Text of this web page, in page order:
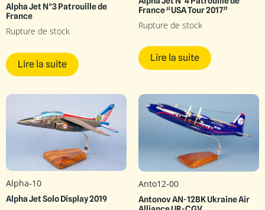
Alpha Jet N°3 Patrouille de
France
Rupture de stock
Lire la suite
France “USA Tour 2017”
Rupture de stock
Lire la suite
Alpha-10
Alpha Jet Solo Display 2019
Anto12-00
Antonov AN-12BK Ukraine Air